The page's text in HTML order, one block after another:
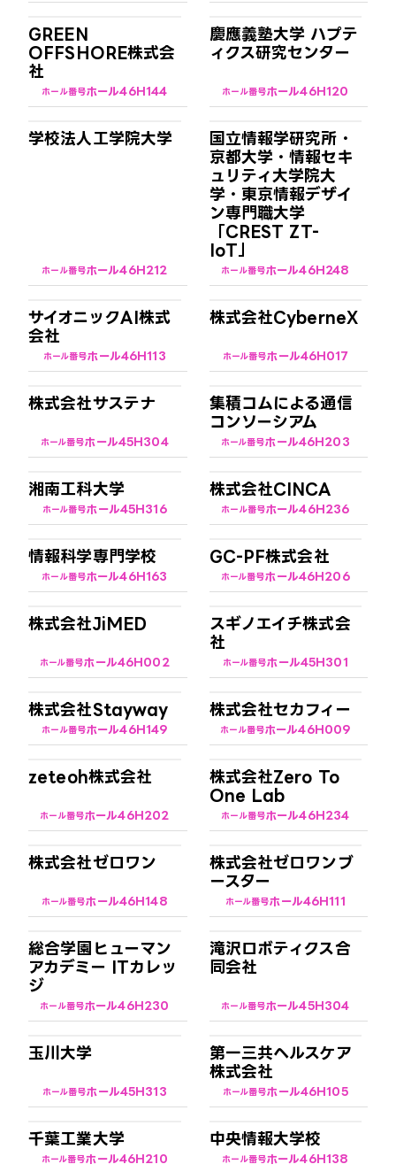
GREEN
OFFSHORE株式会
社
ホール番号ホール46H144
慶應義塾大学 ハプテ
ィクス研究センター
ホール番号ホール46H120
学校法人工学院大学
ホール番号ホール46H212
国立情報学研究所・
京都大学・情報セキ
ュリティ大学院大
学・東京情報デザイ
ン専門職大学
「CREST ZT-
IoT」
ホール番号ホール46H248
サイオニックAI株式
会社
ホール番号ホール46H113
株式会社CyberneX
ホール番号ホール46H017
株式会社サステナ
ホール番号ホール45H304
集積コムによる通信
コンソーシアム
ホール番号ホール46H203
湘南工科大学
ホール番号ホール45H316
株式会社CINCA
ホール番号ホール46H236
情報科学専門学校
ホール番号ホール46H163
GC-PF株式会社
ホール番号ホール46H206
株式会社JiMED
ホール番号ホール46H002
スギノエイチ株式会
社
ホール番号ホール45H301
株式会社Stayway
ホール番号ホール46H149
株式会社セカフィー
ホール番号ホール46H009
zeteoh株式会社
ホール番号ホール46H202
株式会社Zero To
One Lab
ホール番号ホール46H234
株式会社ゼロワン
ホール番号ホール46H148
株式会社ゼロワンブ
ースター
ホール番号ホール46H111
総合学園ヒューマン
アカデミー ITカレッ
ジ
ホール番号ホール46H230
滝沢ロボティクス合
同会社
ホール番号ホール45H304
玉川大学
ホール番号ホール45H313
第一三共ヘルスケア
株式会社
ホール番号ホール46H105
千葉工業大学
ホール番号ホール46H210
中央情報大学校
ホール番号ホール46H138